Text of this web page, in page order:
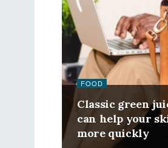
FOOD
Classic green
can help your
more quickly